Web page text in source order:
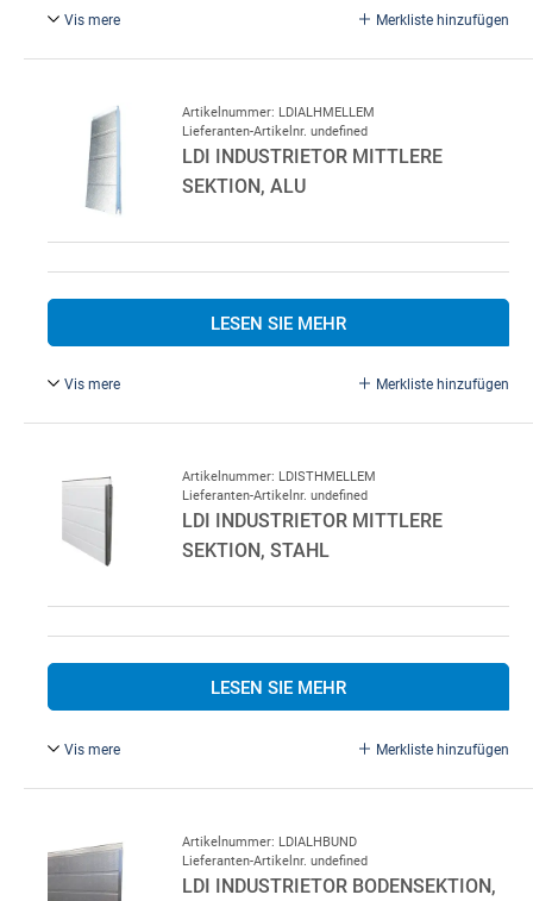
Vis mere Merkliste hinzufügen
Artikelnummer: LDIALHMELLEM
Lieferanten-Artikelnr. undefined
LDI INDUSTRIETOR MITTLERE
SEKTION, ALU
LESEN SIE MEHR
Vis mere Merkliste hinzufügen
LDI Industrietor Mittlere Sektion, Alu
Artikelnummer: LDISTHMELLEM
Lieferanten-Artikelnr. undefined
LDI INDUSTRIETOR MITTLERE
SEKTION, STAHL
LESEN SIE MEHR
Vis mere Merkliste hinzufügen
LDI Industrietor Mittlere Sektion, Stahl
Artikelnummer: LDIALHBUND
Lieferanten-Artikelnr. undefined
LDI INDUSTRIETOR BODENSEKTION,